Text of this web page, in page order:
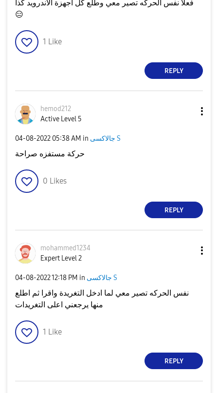
فعلا نفس الحركه تصير معي وطلع كل أجهزة الاندرويد كذا
😑
1 Like
REPLY
hemod212
Active Level 5
‎04-08-2022 05:38 AM in جالاكسى S
حركة مستفزه صراحة
0 Likes
REPLY
mohammed1234
Expert Level 2
‎04-08-202212:18 PM in جالاكسى S
نفس الحركه تصير معي لما ادخل التغريدة واقرا ثم اطلع
منها يرجعني اعلى التغريدات
1 Like
REPLY